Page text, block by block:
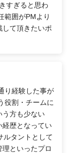
すぎると思わ
範囲がPMより
して頂きたいポ
り経験した事が
役割・チームに
う方も少ない
経歴となってい
ルタントとして
といったプロ